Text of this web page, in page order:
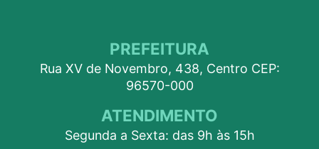
PREFEITURA
Rua XV de Novembro, 438, Centro CEP:
96570-000
ATENDIMENTO
Segunda a Sexta: das 9h às 15h